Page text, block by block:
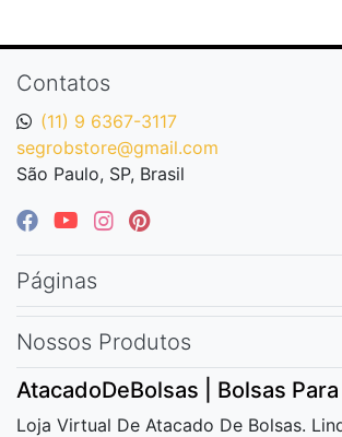
Contatos
(11) 9 6367-3117
segrobstore@gmail.com
São Paulo, SP, Brasil
Páginas
Nossos Produtos
AtacadoDeBolsas | Bolsas
Loja Virtual De Atacado De Bolsas.